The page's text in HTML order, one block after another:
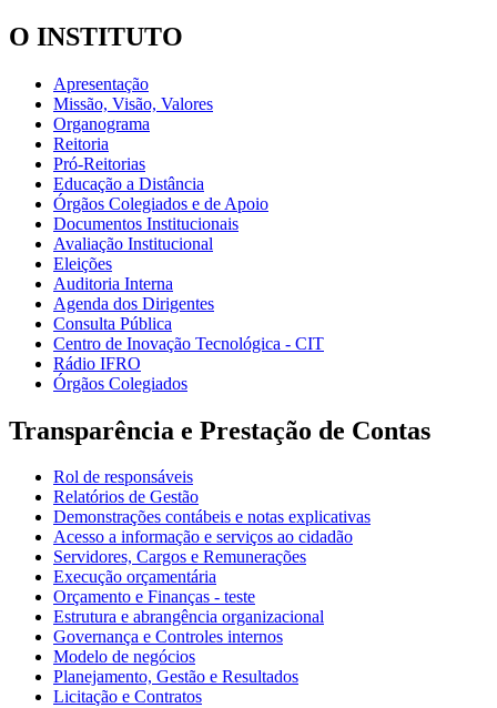
O INSTITUTO
Apresentação
Missão, Visão, Valores
Organograma
Reitoria
Pró-Reitorias
Educação a Distância
Órgãos Colegiados e de Apoio
Documentos Institucionais
Avaliação Institucional
Eleições
Auditoria Interna
Agenda dos Dirigentes
Consulta Pública
Centro de Inovação Tecnológica - CIT
Rádio IFRO
Órgãos Colegiados
Transparência e Prestação de Contas
Rol de responsáveis
Relatórios de Gestão
Demonstrações contábeis e notas explicativas
Acesso a informação e serviços ao cidadão
Servidores, Cargos e Remunerações
Execução orçamentária
Orçamento e Finanças - teste
Estrutura e abrangência organizacional
Governança e Controles internos
Modelo de negócios
Planejamento, Gestão e Resultados
Licitação e Contratos